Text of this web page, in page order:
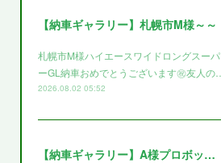
【納車ギャラリー】札幌市M様～～
札幌市M様ハイエースワイドロングスーパ
ーGL納車おめでとうございます㊗️友人の…
2026.08.02 05:52
【納車ギャラリー】A様プロボックス～～